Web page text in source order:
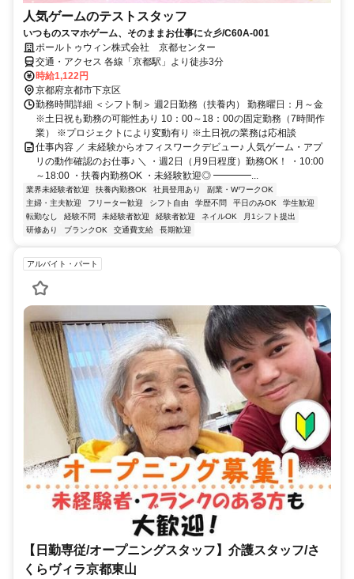
人気ゲームのテストスタッフ
いつものスマホゲーム、そのままお仕事に☆彡/C60A-001
ポールトゥウィン株式会社 京都センター
交通・アクセス 各線「京都駅」より徒歩3分
時給1,122円
京都府京都市下京区
勤務時間詳細 ＜シフト制＞ 週2日勤務（扶養内） 勤務曜日：月～金
※土日祝も勤務の可能性あり 10：00～18：00の固定勤務（7時間作
業） ※プロジェクトにより変動有り ※土日祝の業務は応相談
仕事内容 ／ 未経験からオフィスワークデビュー♪ 人気ゲーム・アプ
リの動作確認のお仕事♪ ＼ ・週2日（月9日程度）勤務OK！ ・10:00
～18:00 ・扶養内勤務OK ・未経験歓迎◎ ━━━━...
業界未経験者歓迎 扶養内勤務OK 社員登用あり
副業・WワークOK
主婦・主夫歓迎
フリーター歓迎 シフト自由 学歴不問 平日のみOK
学生歓迎
転勤なし
経験不問 未経験者歓迎 経験者歓迎 ネイルOK
月1シフト提出
研修あり
ブランクOK 交通費支給 長期歓迎
アルバイト・パート
【日勤専従/オープニングスタッフ】介護スタッフ/さ
くらヴィラ京都東山